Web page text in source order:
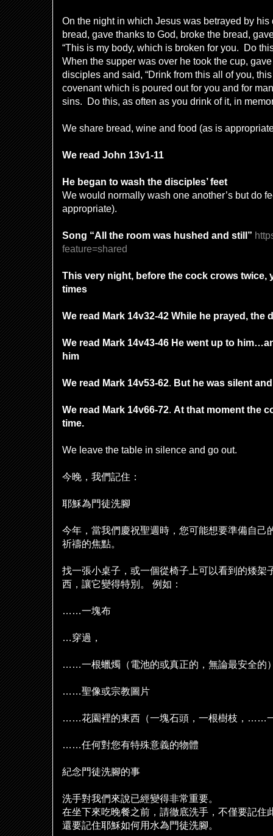
On the night in which Jesus was betrayed by
bread, gave thanks to God, broke the bread,
“This is my body, which is broken for you. Do
When the supper was over he took the cup,
disciples and said, “Drink from this all of you,
covenant which is poured out for you and for
sins. Do this, as often as you drink of it, in
We share bread, wine and food (as is
We read John 13v1-11
He began to wash the disciples’ feet
We would normally wash one another’s but do
appropriate).
Song “All the room was hushed and still”
feature=shared
This very night, before the cock crows twice,
times
We read Mark 14v32-42 While he prayed, the
We read Mark 14v43-46 He went up to
him
We read Mark 14v53-62. But he was silent
We read Mark 14v66-72. At that moment the
time.
We leave the table in silence and go out.
今晚，我們記住：
耶穌為門徒洗腳
今年，當我們慶祝聖週時，您可能想要準備自己
祈禱的焦點。
找一張小桌子，或一個從椅子上可以看到的矮架
西，讓它變得特別。
例如：
……一塊布
…穿過，
……一根蠟燭（電池的或真正的，無論最安全的
……聖像或宗教圖片
……花園裡的東西（一塊石頭，一根樹枝， ……
……任何對您有特殊意義的物體
紀念門徒洗腳的事
洗手對我們來說已經變得非常重要。
在坐下來吃晚餐之前，請徹底洗手，不僅要記住
還要記住耶穌如何用水為門徒洗腳。